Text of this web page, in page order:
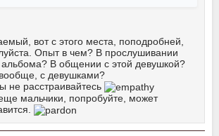
вот с этого места, поподробней,
Опыт в чем? В прослушивании
альбома? В общении с этой девушкой?
с девушками?
не расстраивайтесь
мальчики, попробуйте, может